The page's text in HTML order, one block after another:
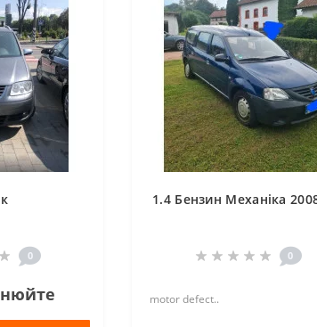
0
1.4 Бензин Механіка
0
motor defect..